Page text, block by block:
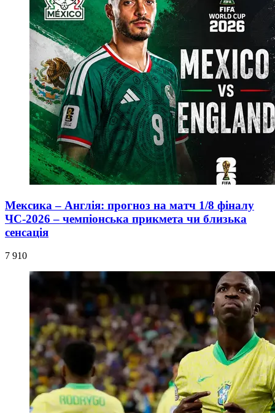
Мексика – Англія: прогноз на матч 1/8 фіналу
ЧС-2026 – чемпіонська прикмета чи близька
сенсація
7 910